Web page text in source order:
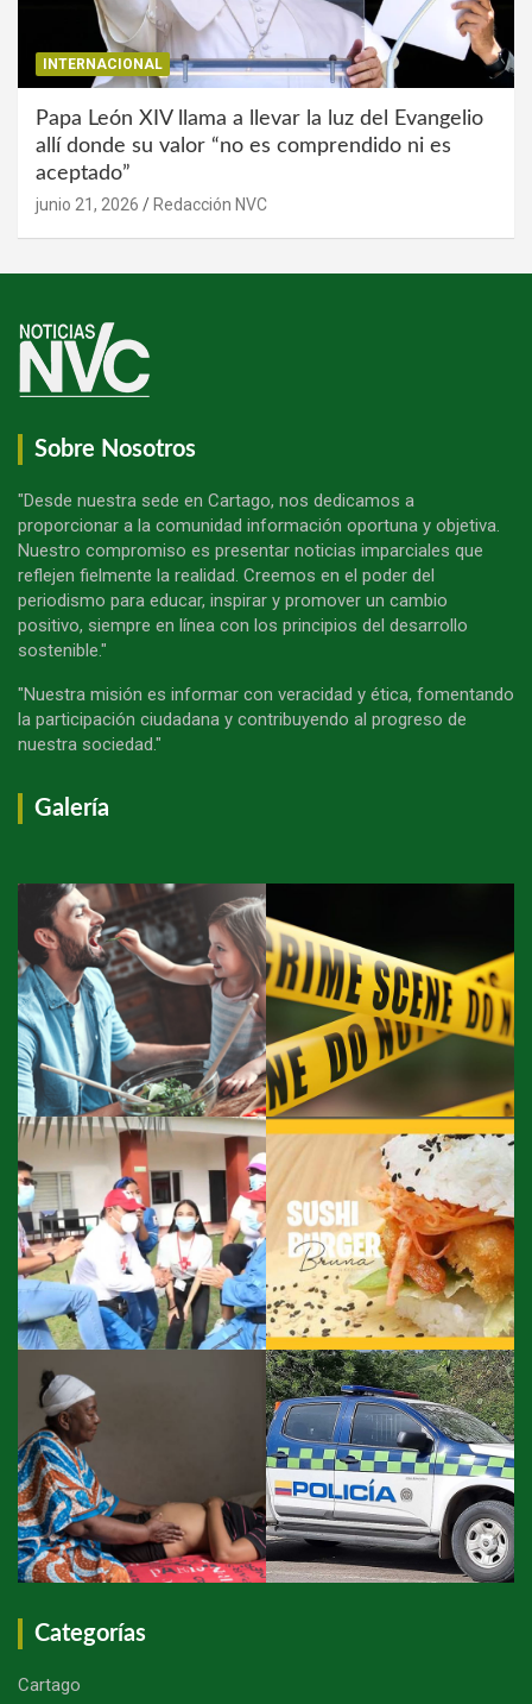
INTERNACIONAL
Papa León XIV llama a llevar la luz del Evangelio
allí donde su valor “no es comprendido ni es
aceptado”
junio 21, 2026 Redacción NVC
Sobre Nosotros
"Desde nuestra sede en Cartago, nos dedicamos a
proporcionar a la comunidad información oportuna y objetiva.
Nuestro compromiso es presentar noticias imparciales que
reflejen fielmente la realidad. Creemos en el poder del
periodismo para educar, inspirar y promover un cambio
positivo, siempre en línea con los principios del desarrollo
sostenible."
"Nuestra misión es informar con veracidad y ética, fomentando
la participación ciudadana y contribuyendo al progreso de
nuestra sociedad."
Galería
Categorías
Cartago